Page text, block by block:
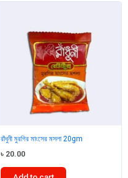
রাঁধুনী মুরগির মাংসের মসলা 20gm
৳ 20.00